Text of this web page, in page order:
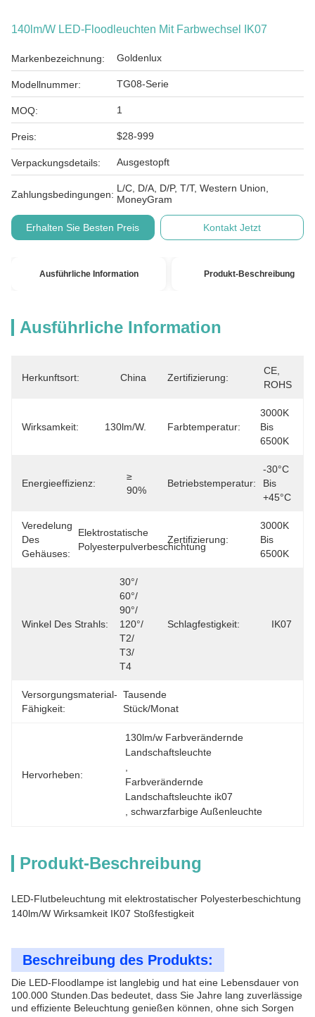
140lm/W LED-Floodleuchten Mit Farbwechsel IK07
Markenbezeichnung: Goldenlux
Modellnummer: TG08-Serie
MOQ: 1
Preis: $28-999
Verpackungsdetails: Ausgestopft
Zahlungsbedingungen:
L/C, D/A, D/P, T/T, Western Union,
MoneyGram
Erhalten Sie Besten Preis Kontakt Jetzt
Ausführliche Information Produkt-Beschreibung
Ausführliche Information
Herkunftsort: China Zertifizierung:
CE,
ROHS
Wirksamkeit: 130lm/W. Farbtemperatur:
3000K
Bis
6500K
Energieeffizienz:
≥
90%
Betriebstemperatur:
-30°C
Bis
+45°C
Veredelung
Des
Gehäuses:
Elektrostatische
Polyesterpulverbeschichtung
Zertifizierung:
3000K
Bis
6500K
Winkel Des Strahls:
30°/
60°/
90°/
120°/
T2/
T3/
T4
Schlagfestigkeit: IK07
Versorgungsmaterial-
Fähigkeit:
Tausende
Stück/Monat
Hervorheben:
130lm/w Farbverändernde
Landschaftsleuchte
Farbverändernde
Landschaftsleuchte ik07
, schwarzfarbige Außenleuchte
Produkt-Beschreibung
LED-Flutbeleuchtung mit elektrostatischer Polyesterbeschichtung
140lm/W Wirksamkeit IK07 Stoßfestigkeit
Beschreibung des Produkts:
Die LED-Floodlampe ist langlebig und hat eine Lebensdauer von
100.000 Stunden.Das bedeutet, dass Sie Jahre lang zuverlässige
und effiziente Beleuchtung genießen können, ohne sich Sorgen